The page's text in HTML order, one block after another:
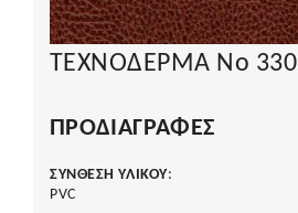
ΤΕΧΝΟΔΕΡΜΑ Νο 330
ΠΡΟΔΙΑΓΡΑΦΈΣ
ΣΥΝΘΕΣΗ ΥΛΙΚΟΥ:
PVC